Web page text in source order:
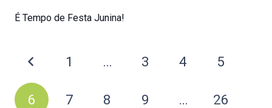
É Tempo de Festa Junina!
1 … 3 4 5
6 7 8 9 … 26